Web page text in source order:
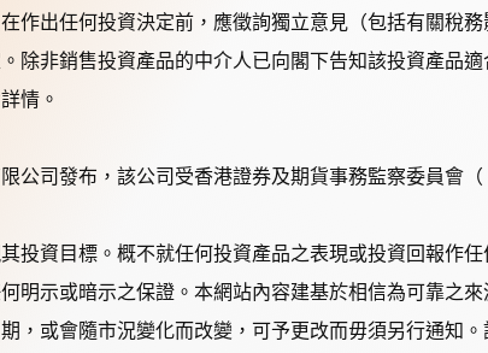
作出任何投資決定前，應徵詢獨立意見（包括有關稅
除非銷售投資產品的中介人已向閣下告知該投資產品
情。
公司發布，該公司受香港證券及期貨事務監察委員會
投資目標。概不就任何投資產品之表現或投資回報作
明示或暗示之保證。本網站內容建基於相信為可靠之
，或會隨市況變化而改變，可予更改而毋須另行通知